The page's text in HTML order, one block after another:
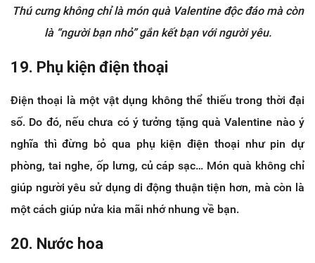
Thú cưng không chỉ là món quà Valentine độc đáo mà còn
là “người bạn nhỏ” gắn kết bạn với người yêu.
19. Phụ kiện điện thoại
Điện thoại là một vật dụng không thể thiếu trong thời đại
số. Do đó, nếu chưa có ý tưởng tặng quà Valentine nào ý
nghĩa thì đừng bỏ qua phụ kiện điện thoại như pin dự
phòng, tai nghe, ốp lưng, củ cáp sạc… Món quà không chỉ
giúp người yêu sử dụng di động thuận tiện hơn, mà còn là
một cách giúp nửa kia mãi nhớ nhung về bạn.
20. Nước hoa